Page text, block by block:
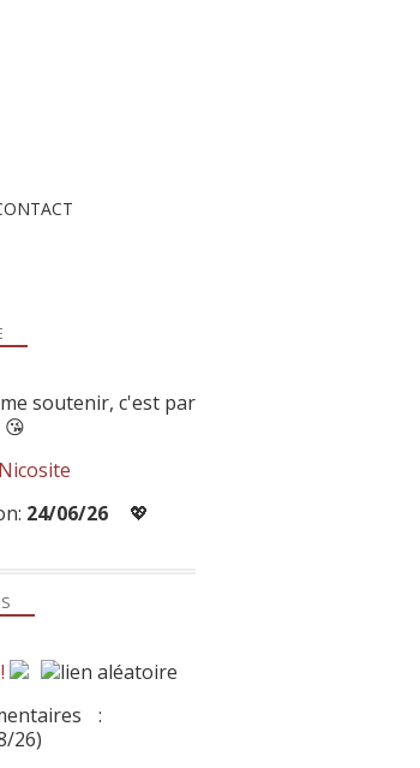
:
26)
soutenir, c'est par
😘
24/06/26 💖